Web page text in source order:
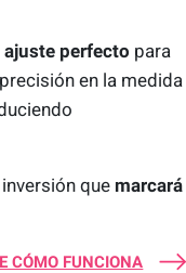
perfecto para
en la medida
que marcará
CÓMO FUNCIONA